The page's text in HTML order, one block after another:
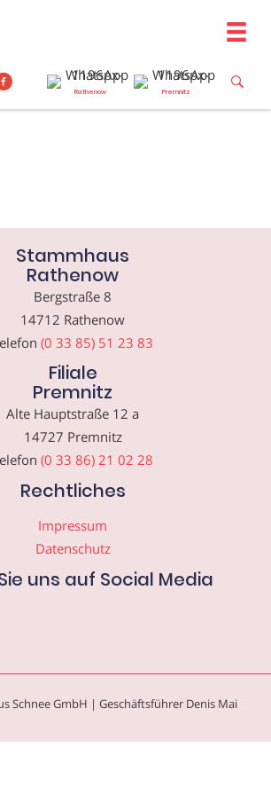
Rathenow Premnitz
Stammhaus
Rathenow
Bergstraße 8
14712 Rathenow
(0 33 85) 51 23 83
Filiale
Premnitz
Alte Hauptstraße 12 a
14727 Premnitz
(0 33 86) 21 02 28
Rechtliches
Impressum
Datenschutz
uns auf Social Media
Schnee GmbH | Geschäftsführer Denis Mai